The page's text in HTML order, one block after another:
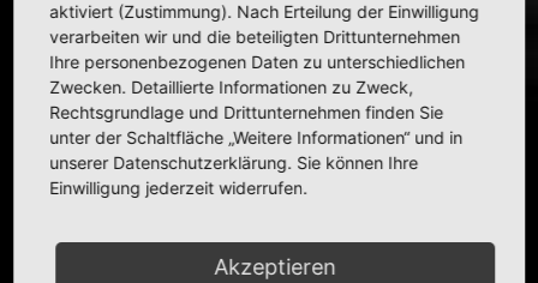
Informationen zum Modell
Modell:FordEscort RS 2000 (Escort ’68)
Informationen zum Original
aktiviert (Zustimmung). Nach Erteilung der Einwilligung
verarbeiten wir und die beteiligten Drittunternehmen
Ihre personenbezogenen Daten zu unterschiedlichen
Zwecken. Detaillierte Informationen zu Zweck,
Rechtsgrundlage und Drittunternehmen finden Sie
unter der Schaltfläche „Weitere Informationen“ und in
unserer Datenschutzerklärung. Sie können Ihre
Einwilligung jederzeit widerrufen.
Akzeptieren